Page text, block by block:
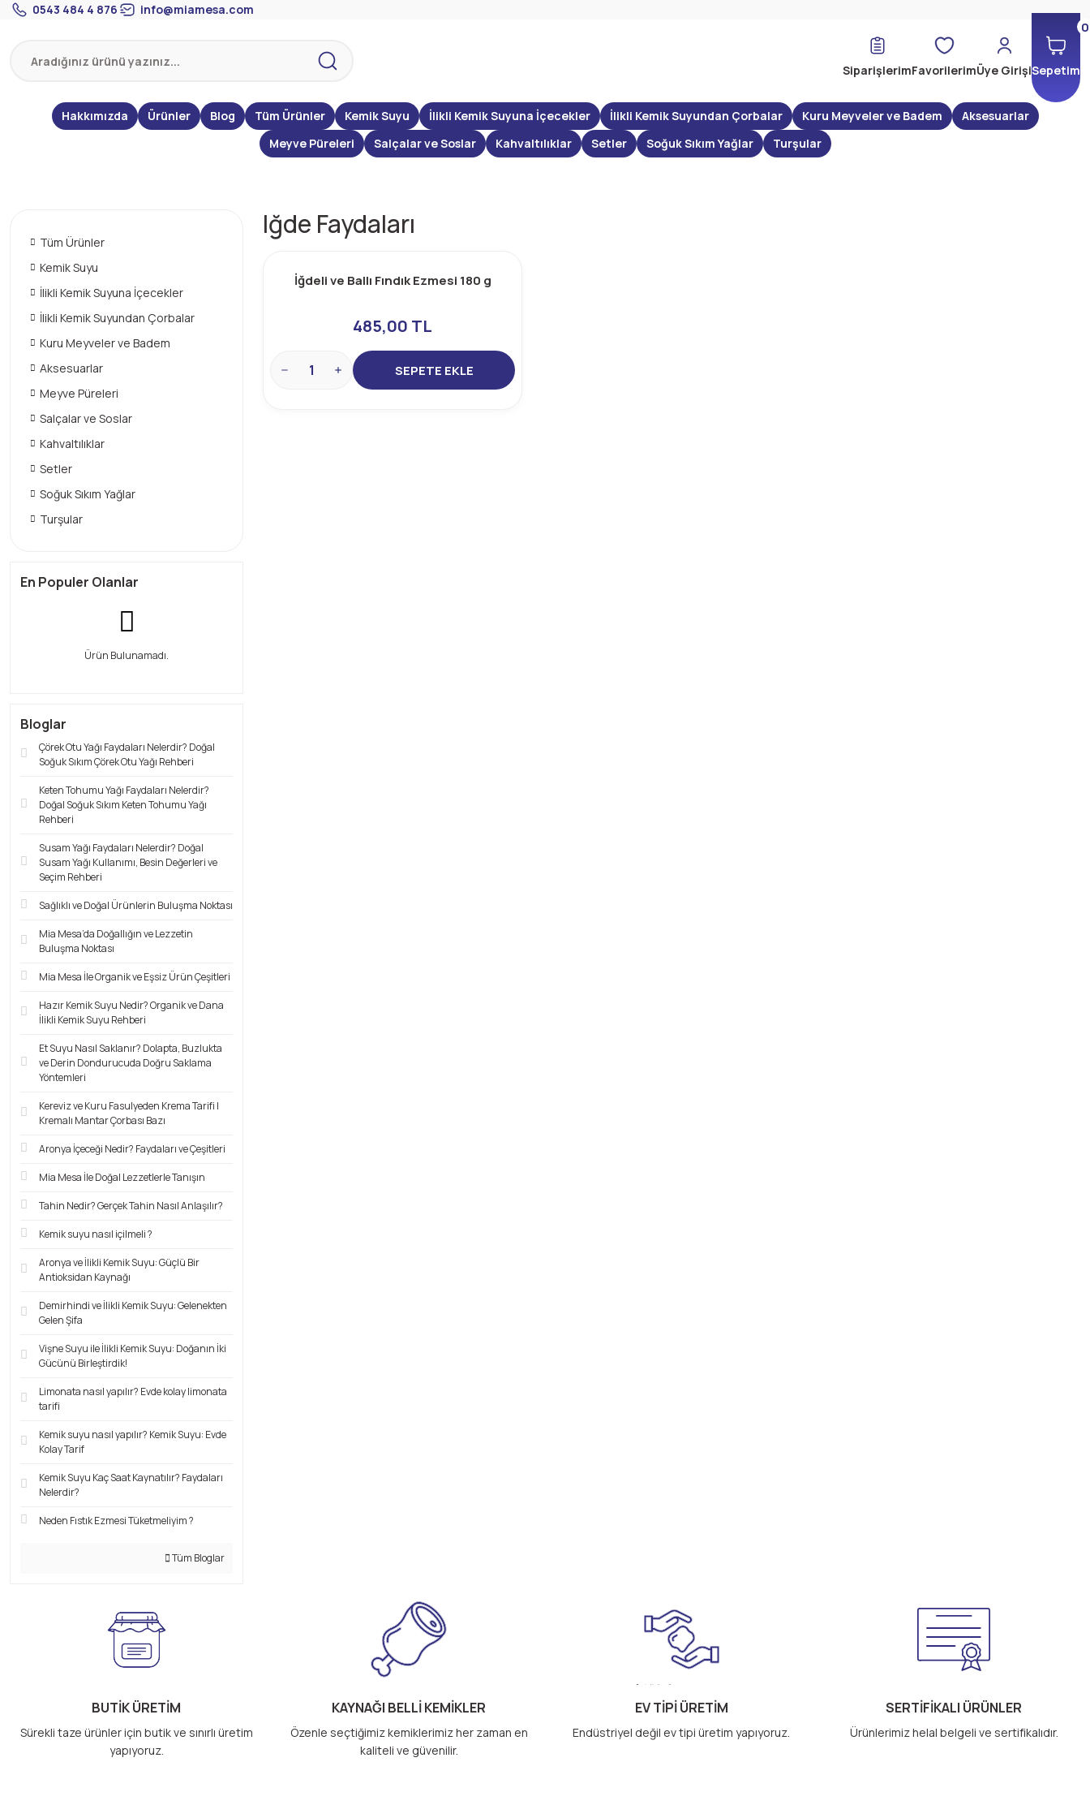
0543 484 4 876 info@miamesa.com
SiparişlerimFavorilerimÜye GirişiSepetim
0
Hakkımızda Ürünler Blog Tüm Ürünler Kemik Suyu İlikli Kemik Suyuna İçecekler İlikli Kemik Suyundan Çorbalar Kuru Meyveler ve Badem
Aksesuarlar
Meyve Püreleri
Salçalar ve Soslar Kahvaltılıklar Setler Soğuk Sıkım Yağlar Turşular
Tüm Ürünler
Kemik Suyu
İlikli Kemik Suyuna İçecekler
İlikli Kemik Suyundan Çorbalar
Kuru Meyveler ve Badem
Aksesuarlar
Meyve Püreleri
Salçalar ve Soslar
Kahvaltılıklar
Setler
Soğuk Sıkım Yağlar
Turşular
En Populer Olanlar
Ürün Bulunamadı.
Bloglar
Çörek Otu Yağı Faydaları Nelerdir? Doğal
Soğuk Sıkım Çörek Otu Yağı Rehberi
Keten Tohumu Yağı Faydaları Nelerdir?
Doğal Soğuk Sıkım Keten Tohumu Yağı
Rehberi
Susam Yağı Faydaları Nelerdir? Doğal
Susam Yağı Kullanımı, Besin Değerleri ve
Seçim Rehberi
Sağlıklı ve Doğal Ürünlerin Buluşma Noktası
Mia Mesa’da Doğallığın ve Lezzetin
Buluşma Noktası
Mia Mesa İle Organik ve Eşsiz Ürün Çeşitleri
Hazır Kemik Suyu Nedir? Organik ve Dana
İlikli Kemik Suyu Rehberi
Et Suyu Nasıl Saklanır? Dolapta, Buzlukta
ve Derin Dondurucuda Doğru Saklama
Yöntemleri
Kereviz ve Kuru Fasulyeden Krema Tarifi |
Kremalı Mantar Çorbası Bazı
Aronya İçeceği Nedir? Faydaları ve Çeşitleri
Mia Mesa İle Doğal Lezzetlerle Tanışın
Tahin Nedir? Gerçek Tahin Nasıl Anlaşılır?
Kemik suyu nasıl içilmeli ?
Aronya ve İlikli Kemik Suyu: Güçlü Bir
Antioksidan Kaynağı
Demirhindi ve İlikli Kemik Suyu: Gelenekten
Gelen Şifa
Vişne Suyu ile İlikli Kemik Suyu: Doğanın İki
Gücünü Birleştirdik!
Limonata nasıl yapılır? Evde kolay limonata
tarifi
Kemik suyu nasıl yapılır? Kemik Suyu: Evde
Kolay Tarif
Kemik Suyu Kaç Saat Kaynatılır? Faydaları
Nelerdir?
Neden Fıstık Ezmesi Tüketmeliyim ?
Tüm Bloglar
Iğde Faydaları
İğdeli ve Ballı Fındık Ezmesi 180 g
485,00 TL
SEPETE EKLE
BUTİK ÜRETİM
Sürekli taze ürünler için butik ve sınırlı üretim
yapıyoruz.
KAYNAĞI BELLİ KEMİKLER
Özenle seçtiğimiz kemiklerimiz her zaman en
kaliteli ve güvenilir.
EV TİPİ ÜRETİM
Endüstriyel değil ev tipi üretim yapıyoruz.
SERTİFİKALI ÜRÜNLER
Ürünlerimiz helal belgeli ve sertifikalıdır.